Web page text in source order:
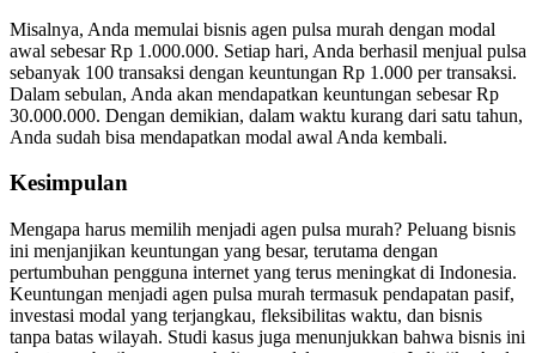
Misalnya, Anda memulai bisnis agen pulsa murah dengan modal
awal sebesar Rp 1.000.000. Setiap hari, Anda berhasil menjual pulsa
sebanyak 100 transaksi dengan keuntungan Rp 1.000 per transaksi.
Dalam sebulan, Anda akan mendapatkan keuntungan sebesar Rp
30.000.000. Dengan demikian, dalam waktu kurang dari satu tahun,
Anda sudah bisa mendapatkan modal awal Anda kembali.
Kesimpulan
Mengapa harus memilih menjadi agen pulsa murah? Peluang bisnis
ini menjanjikan keuntungan yang besar, terutama dengan
pertumbuhan pengguna internet yang terus meningkat di Indonesia.
Keuntungan menjadi agen pulsa murah termasuk pendapatan pasif,
investasi modal yang terjangkau, fleksibilitas waktu, dan bisnis
tanpa batas wilayah. Studi kasus juga menunjukkan bahwa bisnis ini